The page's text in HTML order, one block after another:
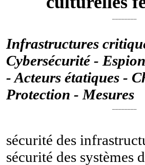
Infrastructures
Cybersécurité -
- Acteurs étatiques -
Protection - Mesures
sécurité des
sécurité des systèmes